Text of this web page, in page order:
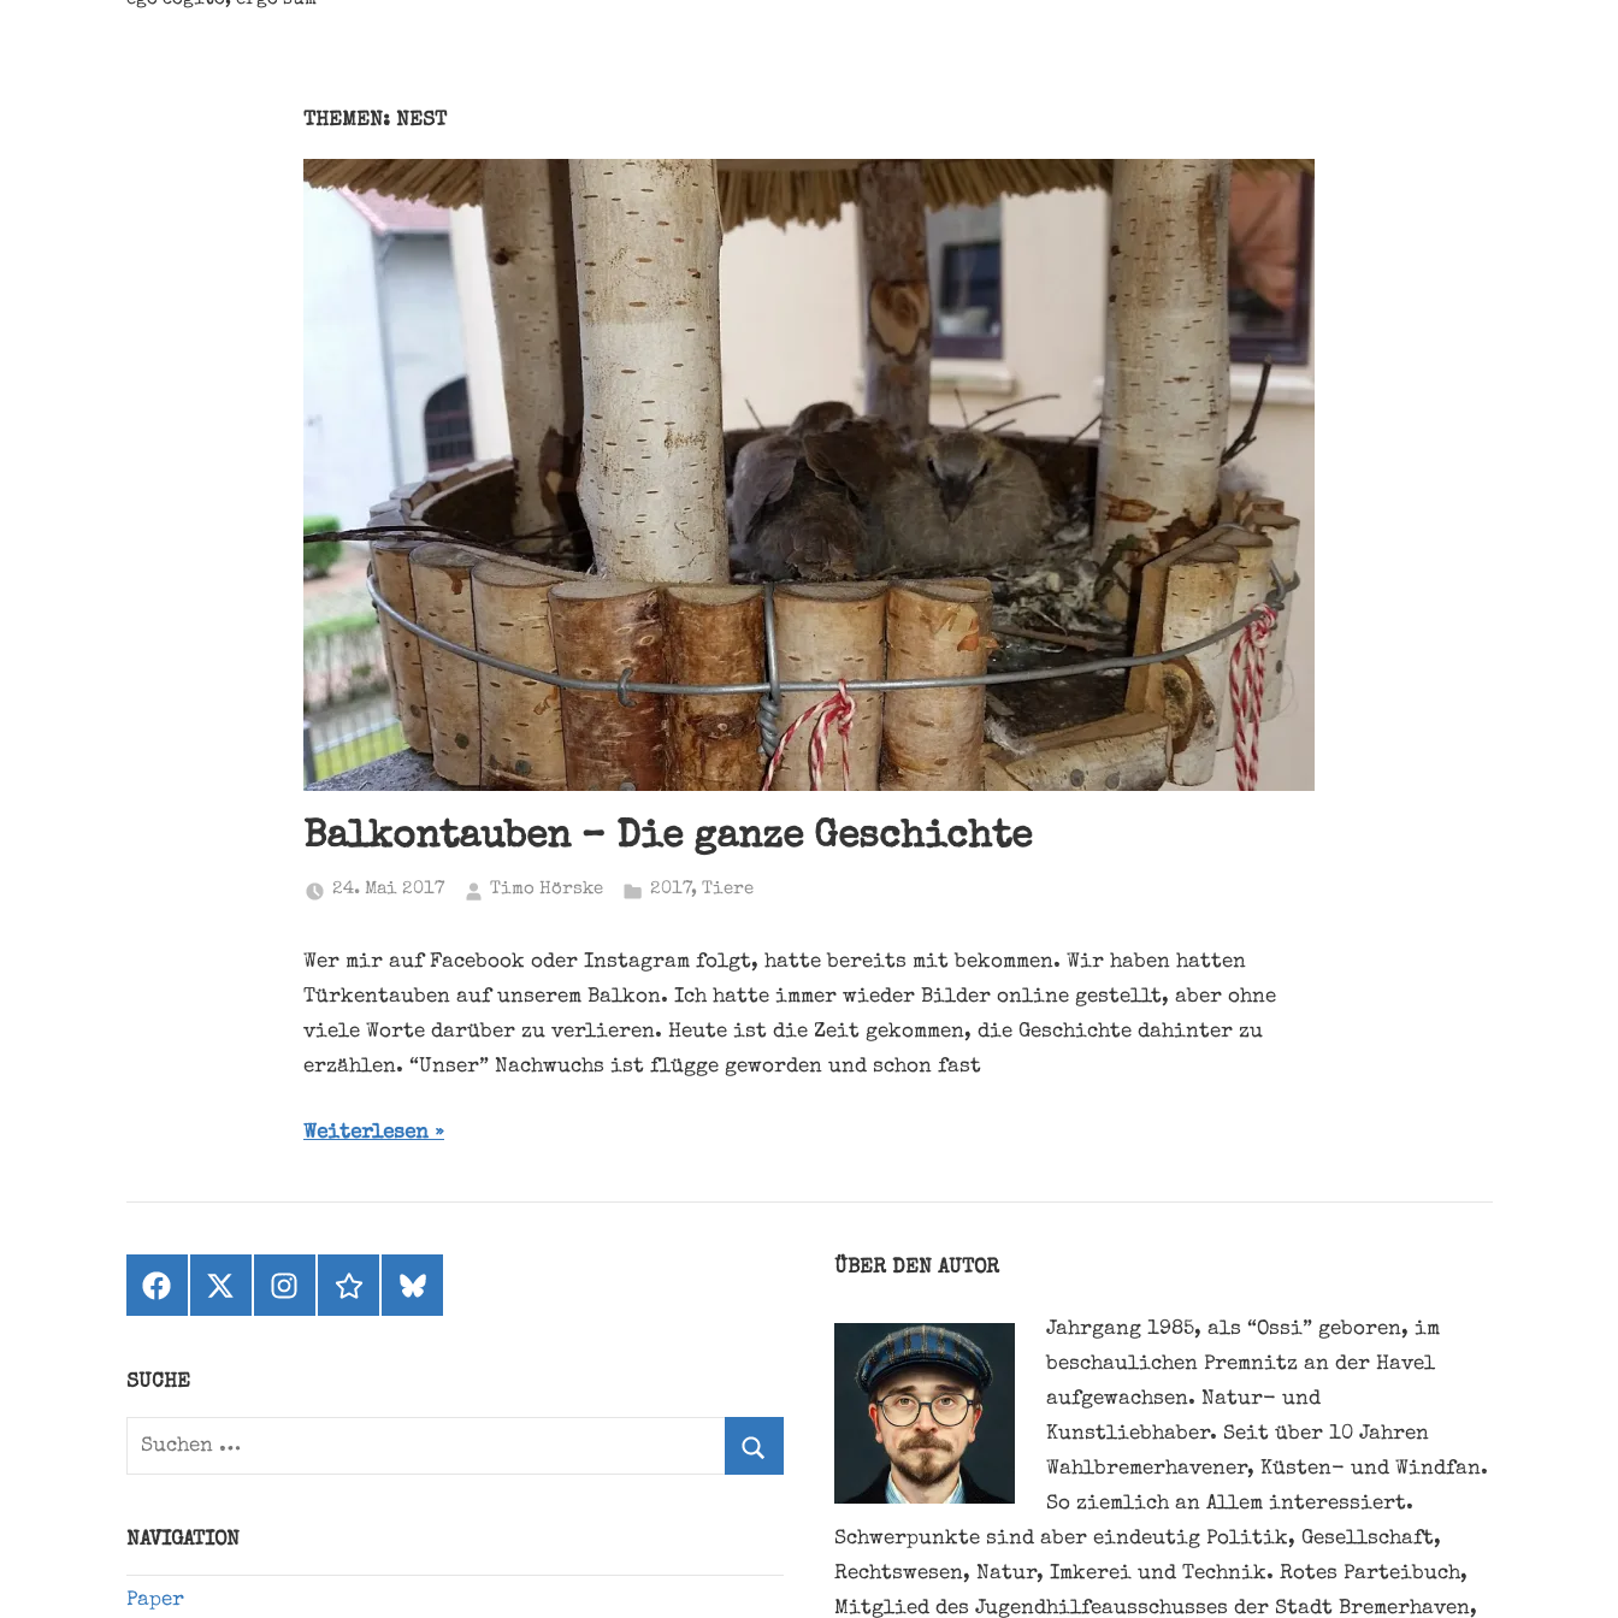
THEMEN: NEST
Balkontauben – Die ganze Geschichte
24. Mai 2017 Timo Hörske 2017, Tiere
Wer mir auf Facebook oder Instagram folgt, hatte bereits mit bekommen. Wir haben hatten
Türkentauben auf unserem Balkon. Ich hatte immer wieder Bilder online gestellt, aber ohne
viele Worte darüber zu verlieren. Heute ist die Zeit gekommen, die Geschichte dahinter zu
erzählen. “Unser” Nachwuchs ist flügge geworden und schon fast
Weiterlesen
Facebook
X
(ehemals
Instagramthreadsbluesky
SUCHE
Suchen
NAVIGATION
Paper
ÜBER DEN AUTOR
Jahrgang 1985, als “Ossi” geboren, im
beschaulichen Premnitz an der Havel
aufgewachsen. Natur- und
Kunstliebhaber. Seit über 10 Jahren
Wahlbremerhavener, Küsten- und Windfan.
So ziemlich an Allem interessiert.
Schwerpunkte sind aber eindeutig Politik, Gesellschaft,
Rechtswesen, Natur, Imkerei und Technik. Rotes Parteibuch,
Mitglied des Jugendhilfeausschusses der Stadt Bremerhaven,